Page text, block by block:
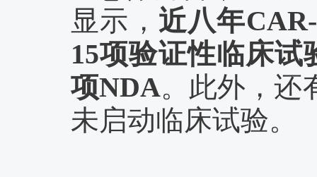
显示， 近八年
15项验证性临床
项NDA。此外，还
未启动临床试验。